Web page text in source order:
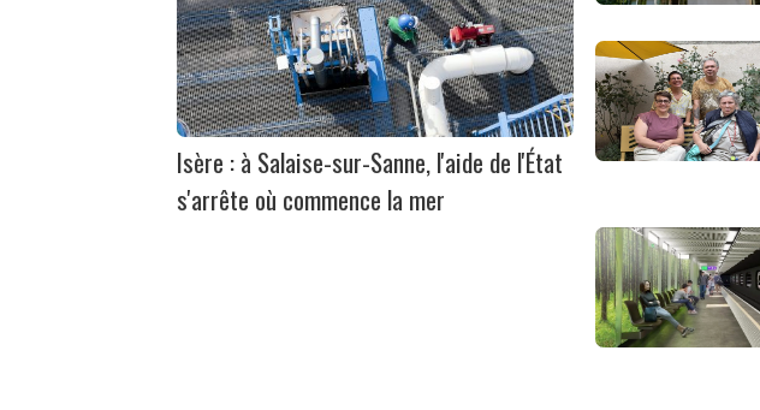
Isère : à Salaise-sur-Sanne, l'aide de l'État
s'arrête où commence la mer